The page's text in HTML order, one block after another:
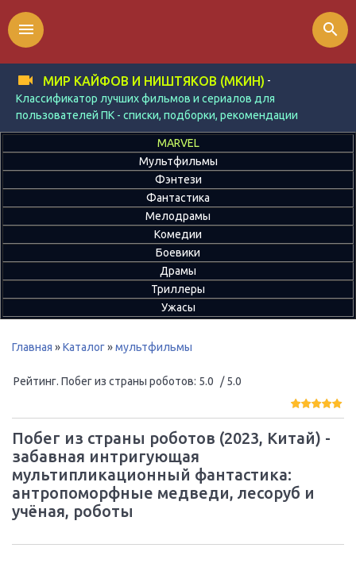
МИР КАЙФОВ И НИШТЯКОВ (МКИН) -
Классификатор лучших фильмов и сериалов для
пользователей ПК - списки, подборки, рекомендации
menu search
MARVEL
Мультфильмы
Фэнтези
Фантастика
Мелодрамы
Комедии
Боевики
Драмы
Триллеры
Ужасы
Главная »Каталог»мультфильмы
Рейтинг. Побег из страны роботов: 5.0 / 5.0
Побег из страны роботов (2023, Китай) -
забавная интригующая
мультипликационный фантастика:
антропоморфные медведи, лесоруб и
учёная, роботы